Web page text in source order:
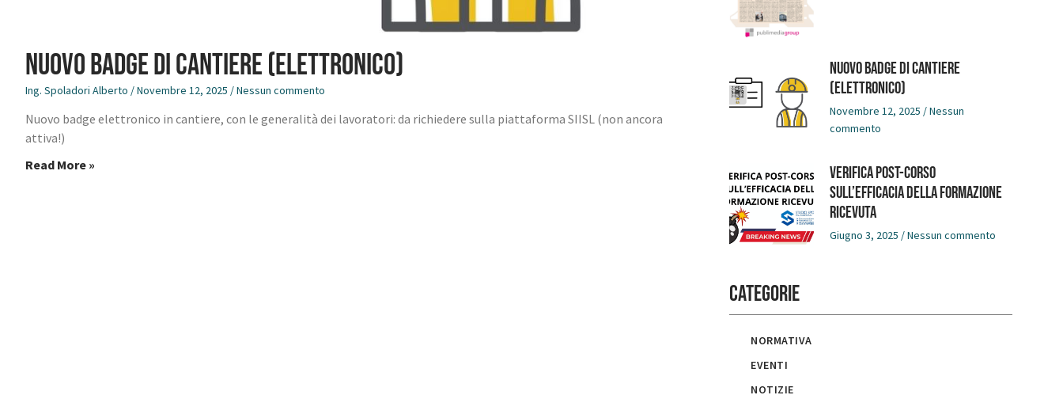
NUOVO BADGE DI CANTIERE (ELETTRONICO)
Ing. Spoladori Alberto Novembre 12, 2025 Nessun commento
Nuovo badge elettronico in cantiere, con le generalità dei lavoratori: da richiedere sulla piattaforma SIISL (non ancora
attiva!)
Read More »
NUOVO BADGE DI CANTIERE
(ELETTRONICO)
Novembre 12, 2025
Nessun
commento
VERIFICA POST-CORSO
SULL’EFFICACIA DELLA FORMAZIONE
RICEVUTA
Giugno 3, 2025 Nessun commento
Categorie
NORMATIVA
EVENTI
NOTIZIE